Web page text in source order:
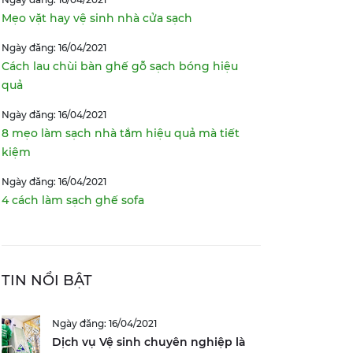
Mẹo vặt hay vệ sinh nhà cửa sạch
Ngày đăng: 16/04/2021
Cách lau chùi bàn ghế gỗ sạch bóng hiệu
quả
Ngày đăng: 16/04/2021
8 mẹo làm sạch nhà tắm hiệu quả mà tiết
kiệm
Ngày đăng: 16/04/2021
4 cách làm sạch ghế sofa
TIN NỔI BẬT
Ngày đăng: 16/04/2021
Dịch vụ Vệ sinh chuyên nghiệp là